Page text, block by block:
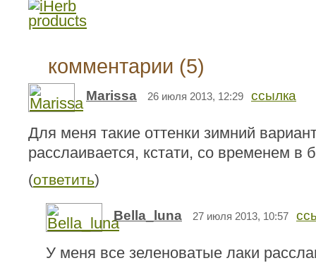
комментарии (5)
Marissa 26 июля 2013, 12:29 ссылка
Для меня такие оттенки зимний
расслаивается, кстати, со временем в
(ответить)
Bella_luna 27 июля 2013, 10:57
У меня все зеленоватые лаки